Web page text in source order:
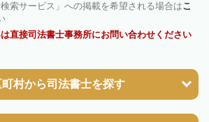
検索サービス」への掲載を希望される場合はこ
直接司法書士事務所にお問い合わせください
村から司法書士を探す